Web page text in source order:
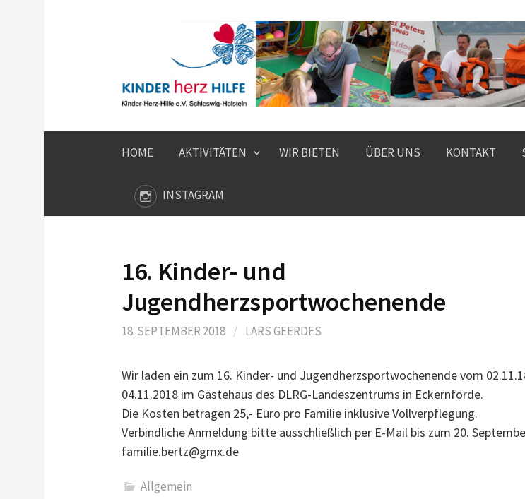
HOME AKTIVITÄTEN WIR BIETEN ÜBER UNS KONTAKT
INSTAGRAM
16. Kinder- und
Jugendherzsportwochenende
18. SEPTEMBER 2018 / LARS GEERDES
Wir laden ein zum 16. Kinder- und Jugendherzsportwochenende vom
04.11.2018 im Gästehaus des DLRG-Landeszentrums in Eckernförde.
Die Kosten betragen 25,- Euro pro Familie inklusive Vollverpflegung.
Verbindliche Anmeldung bitte ausschließlich per E-Mail bis zum 20.
familie.bertz@gmx.de
Allgemein